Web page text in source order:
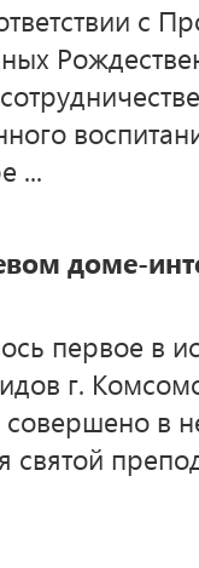
с
...
доме-
первое в
г.
совершено в
святой